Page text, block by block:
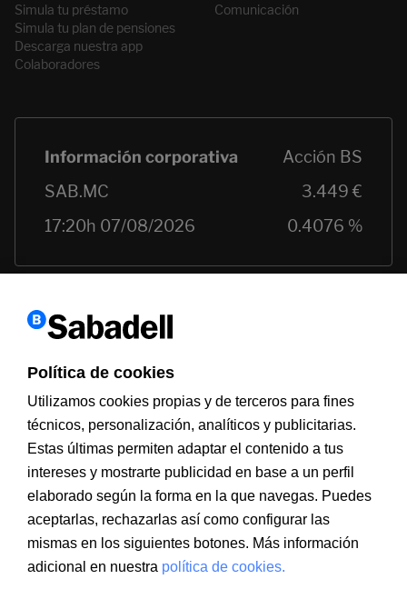
Simula tu préstamo
Simula tu plan de pensiones
Descarga nuestra app
Colaboradores
Comunicación
Información a clientesPSD2
MIFIDDocumentación PRIIPS
Aviso legalPolítica de cookies
Seguridad Atención al cliente
Política de cookies
Utilizamos cookies propias y de terceros para fines
técnicos, personalización, analíticos y publicitarias.
Estas últimas permiten adaptar el contenido a tus
intereses y mostrarte publicidad en base a un perfil
elaborado según la forma en la que navegas. Puedes
aceptarlas, rechazarlas así como configurar las
mismas en los siguientes botones. Más información
adicional en nuestra política de cookies.